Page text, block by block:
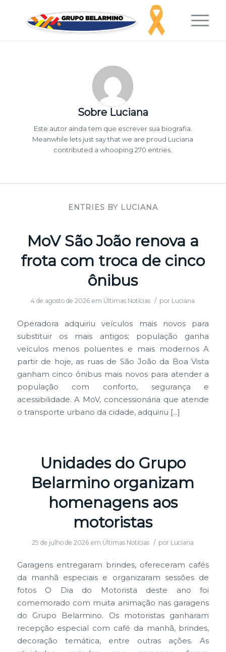
Sobre Luciana
Este autor ainda tem que escrever sua biografia.
Meanwhile lets just say that we are proud Luciana
contributed a whooping 270 entries.
ENTRIES BY LUCIANA
MoV São João renova a
frota com troca de cinco
ônibus
4 de agosto de 2026 em Últimas Notícias / por Luciana
Operadora adquiriu veículos mais novos para
substituir os mais antigos; população ganha
veículos menos poluentes e mais modernos A
partir de hoje, as ruas de São João da Boa Vista
ganham cinco ônibus mais novos para atender a
população com conforto, segurança e
acessibilidade. A MoV, concessionária que atende
o transporte urbano da cidade, adquiriu […]
Unidades do Grupo
Belarmino organizam
homenagens aos
motoristas
29 de julho de 2026 em Últimas Notícias / por Luciana
Garagens entregaram brindes, ofereceram cafés
da manhã especiais e organizaram sessões de
fotos O Dia do Motorista deste ano foi
comemorado com muita animação nas garagens
do Grupo Belarmino. Os motoristas ganharam
recepção especial com café da manhã, brindes,
decoração temática, entre outras ações. As